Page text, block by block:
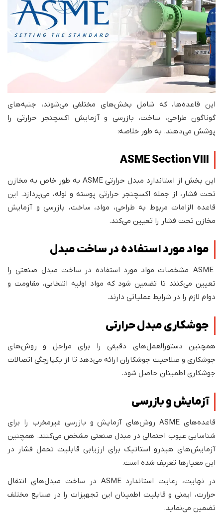
این قاعده‌ها، که شامل بخش‌های مختلفی می‌شوند، جنبه‌های
گوناگون طراحی، ساخت، بازرسی و آزمایش اکسچنجر حرارتی را
پوشش می‌دهند. به طور خلاصه:
ASME Section VIII
این بخش از استاندارد مبدل حرارتی ASME به طور خاص به مخازن
تحت فشار، از جمله اکسچنجر حرارتی پوسته و لوله، می‌پردازد. این
قاعده الزامات مربوط به طراحی، مواد، ساخت، بازرسی و آزمایش
مخازن تحت فشار را تعیین می‌کند.
مواد مورد استفاده در ساخت مبدل
ASME مشخصات مواد مورد استفاده در ساخت مبدل صنعتی را
تعیین می‌کنند تا تضمین شود که مواد اولیه انتخابی، مقاومت و
دوام لازم را در شرایط عملیاتی دارند.
جوشکاری مبدل حرارتی
همچنین دستورالعمل‌های دقیقی را برای مراحل و روش‌های
جوشکاری و صلاحیت جوشکاران ارائه می‌دهد تا از یکپارچگی اتصالات
جوشکاری اطمینان حاصل شود.
آزمایش و بازرسی
قاعده‌های ASME روش‌های آزمایش و بازرسی غیرمخرب را برای
شناسایی عیوب احتمالی در مبدل صنعتی مشخص می‌کنند. همچنین
آزمایش‌های هیدرو استاتیک برای ارزیابی قابلیت تحمل فشار در
این معیار‌ها تعریف شده است.
در نهایت، رعایت استاندارد ASME در ساخت مبدل‌های انتقال
حرارت، ایمنی و قابلیت اطمینان این تجهیزات را در صنایع مختلف
تضمین می‌نماید.